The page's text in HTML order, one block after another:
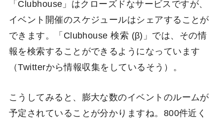
「Clubhouse」はクローズドなサービスですが、
イベント開催のスケジュールはシェアすることが
できます。「Clubhouse 検索 (β)」では、その情
報を検索することができるようになっています
（Twitterから情報収集をしているそう）。
こうしてみると、膨大な数のイベントのルームが
予定されていることが分かりますね。800件近く